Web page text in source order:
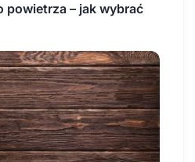
powietrza – jak wybrać